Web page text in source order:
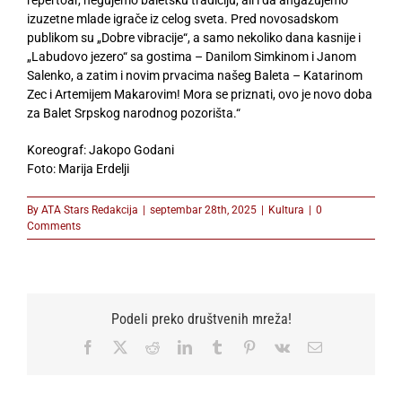
izuzetne mlade igrače iz celog sveta. Pred novosadskom
publikom su „Dobre vibracije“, a samo nekoliko dana kasnije i
„Labudovo jezero“ sa gostima – Danilom Simkinom i Janom
Salenko, a zatim i novim prvacima našeg Baleta – Katarinom
Zec i Artemijem Makarovim! Mora se priznati, ovo je novo doba
za Balet Srpskog narodnog pozorišta.“
Koreograf: Jakopo Godani
Foto: Marija Erdelji
By ATA Stars Redakcija septembar 28th, 2025 Kultura
0
Comments
Podeli preko društvenih mreža!
Facebook RedditLinkedInTumblr Pinterest
Vk Email